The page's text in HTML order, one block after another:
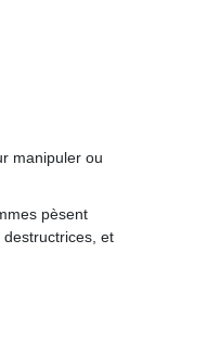
manipuler ou
pèsent
et